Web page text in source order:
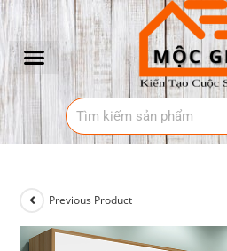
Previous Product